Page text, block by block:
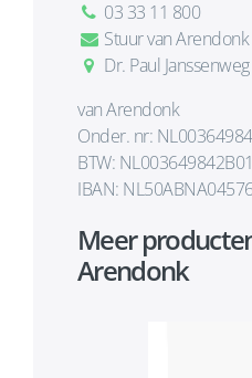
03 33 11 800
Stuur van
Dr. Paul
van Arendonk
Onder. nr:
BTW: NL003649842B01
IBAN:
Meer
Arendonk